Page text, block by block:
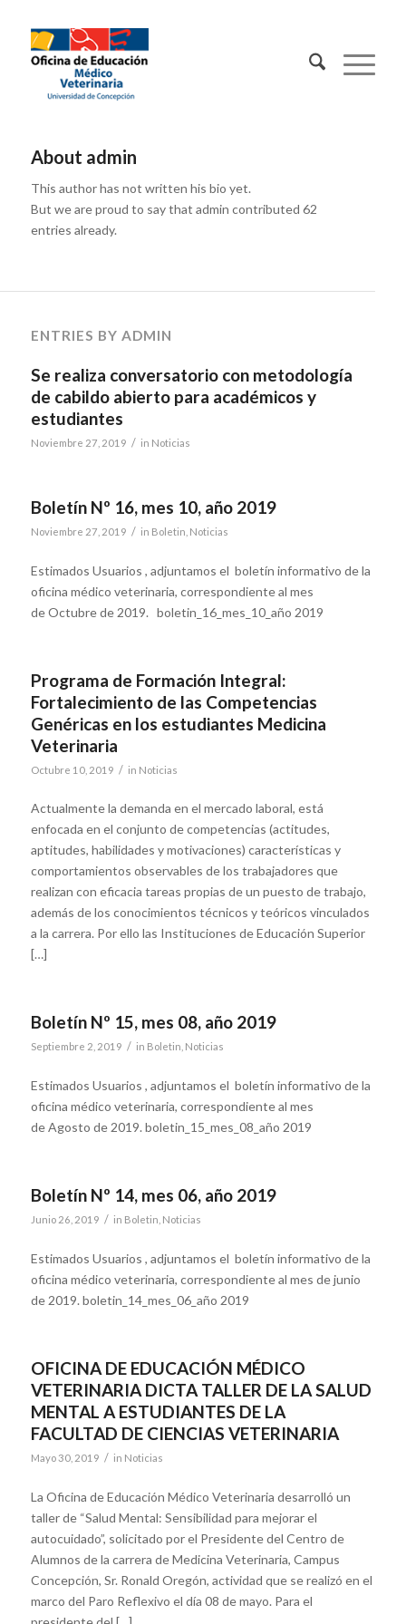
About admin
This author has not written his bio yet.
But we are proud to say that admin contributed 62
entries already.
ENTRIES BY ADMIN
Se realiza conversatorio con metodología
de cabildo abierto para académicos y
estudiantes
Noviembre 27, 2019 / in Noticias
Boletín Nº 16, mes 10, año 2019
Noviembre 27, 2019 / in Boletin Noticias
Estimados Usuarios , adjuntamos el boletín informativo de la
oficina médico veterinaria, correspondiente al mes
de Octubre de 2019. boletin_16_mes_10_año 2019
Programa de Formación Integral:
Fortalecimiento de las Competencias
Genéricas en los estudiantes Medicina
Veterinaria
Octubre 10, 2019 / in Noticias
Actualmente la demanda en el mercado laboral, está
enfocada en el conjunto de competencias (actitudes,
aptitudes, habilidades y motivaciones) características y
comportamientos observables de los trabajadores que
realizan con eficacia tareas propias de un puesto de trabajo,
además de los conocimientos técnicos y teóricos vinculados
a la carrera. Por ello las Instituciones de Educación Superior
[…]
Boletín Nº 15, mes 08, año 2019
Septiembre 2, 2019 / in Boletin Noticias
Estimados Usuarios , adjuntamos el boletín informativo de la
oficina médico veterinaria, correspondiente al mes
de Agosto de 2019. boletin_15_mes_08_año 2019
Boletín Nº 14, mes 06, año 2019
Junio 26, 2019 / in Boletin Noticias
Estimados Usuarios , adjuntamos el boletín informativo de la
oficina médico veterinaria, correspondiente al mes de junio
de 2019. boletin_14_mes_06_año 2019
OFICINA DE EDUCACIÓN MÉDICO
VETERINARIA DICTA TALLER DE LA SALUD
MENTAL A ESTUDIANTES DE LA
FACULTAD DE CIENCIAS VETERINARIA
Mayo 30, 2019 / in Noticias
La Oficina de Educación Médico Veterinaria desarrolló un
taller de “Salud Mental: Sensibilidad para mejorar el
autocuidado”, solicitado por el Presidente del Centro de
Alumnos de la carrera de Medicina Veterinaria, Campus
Concepción, Sr. Ronald Oregón, actividad que se realizó en el
marco del Paro Reflexivo el día 08 de mayo. Para el